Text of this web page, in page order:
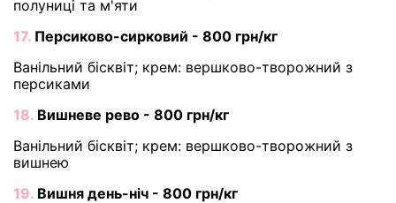
полуниці та м'яти
17. Персиково-сирковий - 800 грн/кг
Ванільний бісквіт; крем: вершково-творожний з
персиками
18. Вишневе рево - 800 грн/кг
Ванільний бісквіт; крем: вершково-творожний з
вишнею
19. Вишня день-ніч - 800 грн/кг